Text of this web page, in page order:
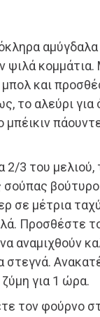
ψιλά
και
το αλεύρι για
μπέικιν
3 του μελιού,
σούπας
σε μέτρια
Προσθέστε
να αναμιχθούν
στεγνά.
για 1 ώρα.
τον φούρνο